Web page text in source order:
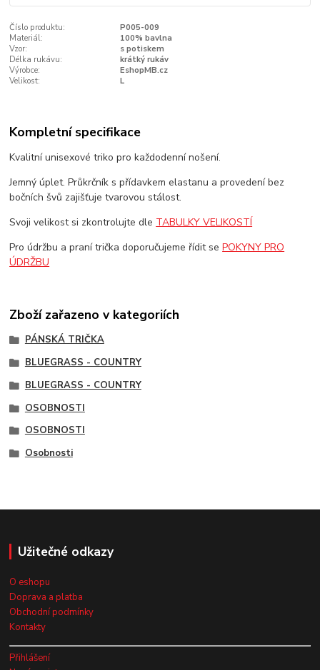
Číslo produktu:
P005-009
Materiál:
100% bavlna
Vzor:
s potiskem
Délka rukávu:
krátký rukáv
Výrobce:
EshopMB.cz
Velikost:
L
Kompletní specifikace
Kvalitní unisexové triko pro každodenní nošení.
Jemný úplet. Průkrčník s přídavkem elastanu a provedení bez
bočních švů zajišťuje tvarovou stálost.
Svoji velikost si zkontrolujte dle TABULKY VELIKOSTÍ
Pro údržbu a praní trička doporučujeme řídit sePOKYNY PRO
ÚDRŽBU
Zboží zařazeno v kategoriích
PÁNSKÁ TRIČKA
BLUEGRASS - COUNTRY
BLUEGRASS - COUNTRY
OSOBNOSTI
OSOBNOSTI
Osobnosti
Užitečné odkazy
O eshopu
Doprava a platba
Obchodní podmínky
Kontakty
Přihlášení